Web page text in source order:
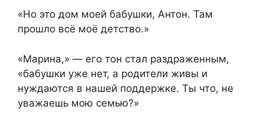
«Но это дом моей бабушки, Антон. Там
прошло всё моё детство.»
«Марина,» — его тон стал раздраженным,
«бабушки уже нет, а родители живы и
нуждаются в нашей поддержке. Ты что, не
уважаешь мою семью?»